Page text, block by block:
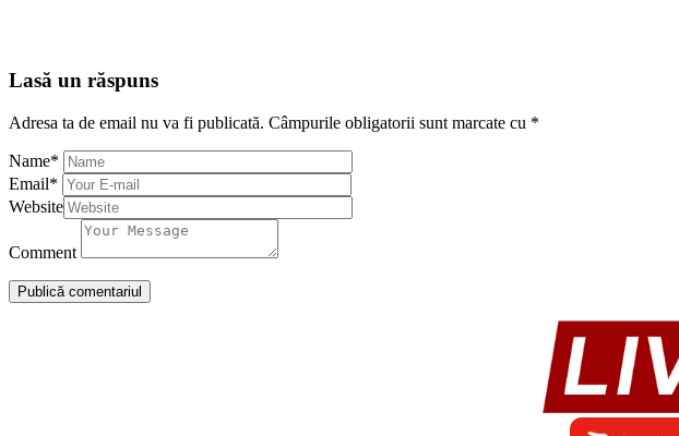
Lasă un răspuns
Adresa ta de email nu va fi publicată. Câmpurile obligatorii sunt marcate cu *
Name*
Email*
Website
Comment